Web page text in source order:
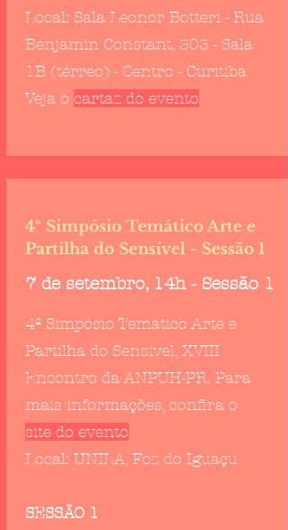
Local: Sala Leonor Botteri - Rua
Benjamin Constant, 303 - Sala
1B (térreo) - Centro - Curitiba
Veja o cartaz do evento
4º Simpósio Temático Arte e
Partilha do Sensível - Sessão 1
7 de setembro, 14h - Sessão 1
4º Simpósio Temático Arte e
Partilha do Sensível, XVIII
Encontro da ANPUH-PR. Para
mais informações, confira o
site do evento
Local: UNILA, Foz do Iguaçu
SESSÃO 1